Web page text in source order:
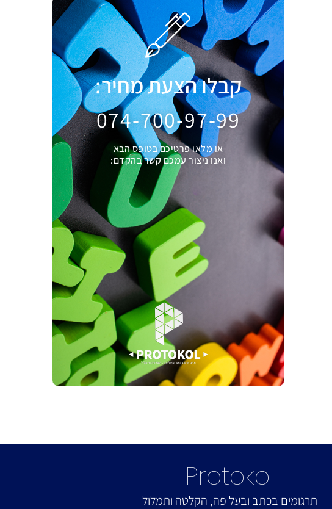
קבלו הצעת מחיר:
074-700-97-99
או מלאו פרטיכם בטופס הבא
ואנו ניצור עמכם קשר בהקדם:
Protokol
תרגומים בכתב ובעל פה, הקלטה ותמלול